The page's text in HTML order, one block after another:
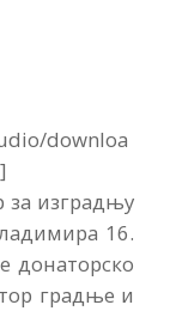
downloa
изградњу
16.
донаторско
градње и